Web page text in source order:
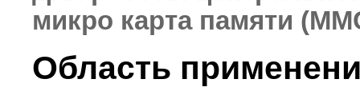
микро карта памяти
Область